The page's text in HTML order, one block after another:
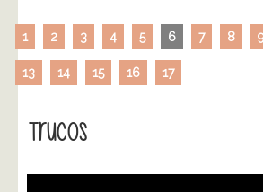
1 2 3 4 5 6 7 8
13 14 15 16 17
Trucos